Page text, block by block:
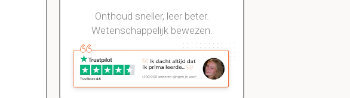
Onthoud sneller, leer beter.
Wetenschappelijk bewezen.